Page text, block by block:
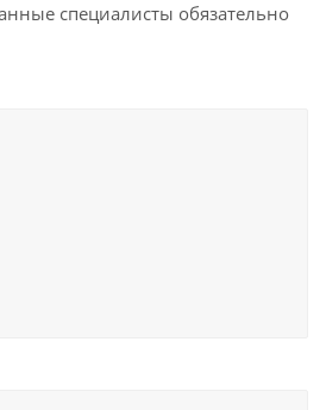
специалисты обязательно